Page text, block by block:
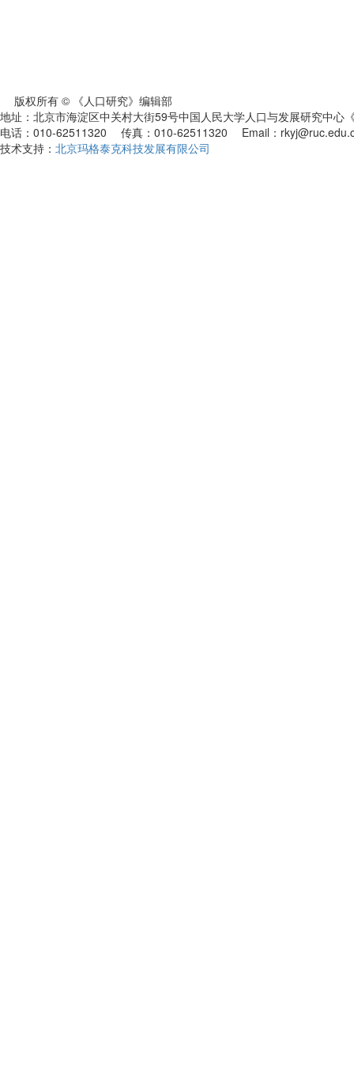
版权所有 © 《人口研究》编辑部
地址：北京市海淀区中关村大街59号中国人民大学人口与发展研究中
电话：010-62511320 传真：010-62511320 Email：
技术支持： 北京玛格泰克科技发展有限公司